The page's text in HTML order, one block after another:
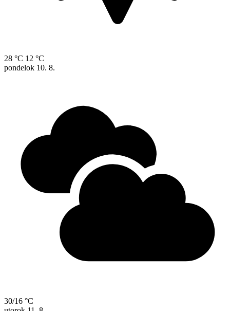
28 °C 12 °C
pondelok 10. 8.
30/16 °C